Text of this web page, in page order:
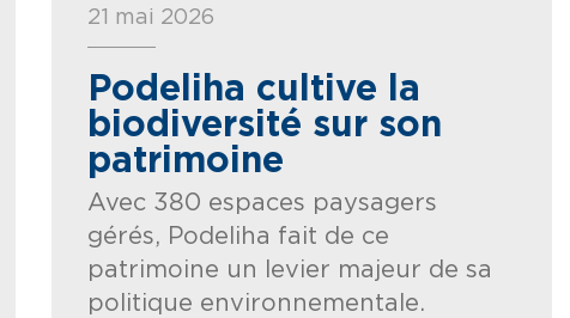
21 mai 2026
Podeliha cultive la
biodiversité sur son
patrimoine
Avec 380 espaces paysagers
gérés, Podeliha fait de ce
patrimoine un levier majeur de sa
politique environnementale.